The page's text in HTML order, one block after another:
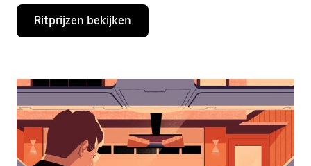
Druk
de
de
te
openen
een
datum
Ritprijzen bekijken